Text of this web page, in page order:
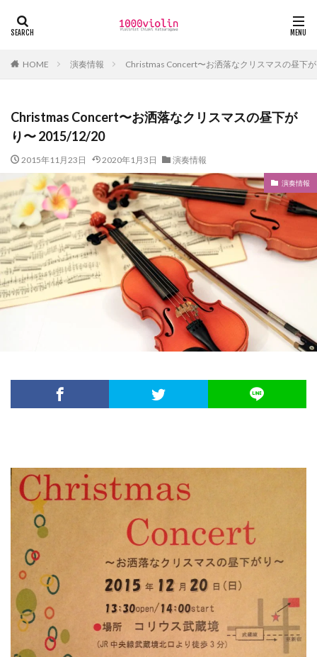
HOME 演奏情報 Christmas Concert〜お洒落なクリスマスの昼下
Christmas Concert〜お洒落なクリスマスの昼下が
り〜 2015/12/20
2015年11月23日 2020年1月3日 演奏情報
演奏情報
タグ
Pastel Bouquet
オーケストラ
ゲーム音楽 コンサート
メディア
公開レッスン
安達ロベルト
弦楽二重奏
弦楽四重奏 映画
朗読
海外公演
演奏情報 田園都市線
検索